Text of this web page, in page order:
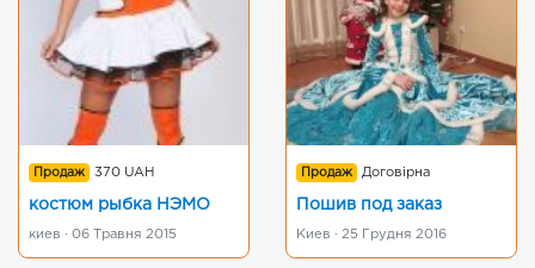
Продаж 370 UAH
костюм рыбка НЭМО
киев · 06 Травня 2015
Продаж Договірна
Пошив под заказ
Киев · 25 Грудня 2016